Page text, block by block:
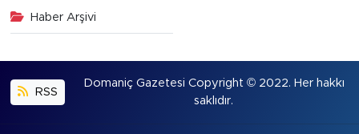
Haber Arşivi
RSS
Domaniç Gazetesi Copyright © 2022. Her hakkı
saklıdır.